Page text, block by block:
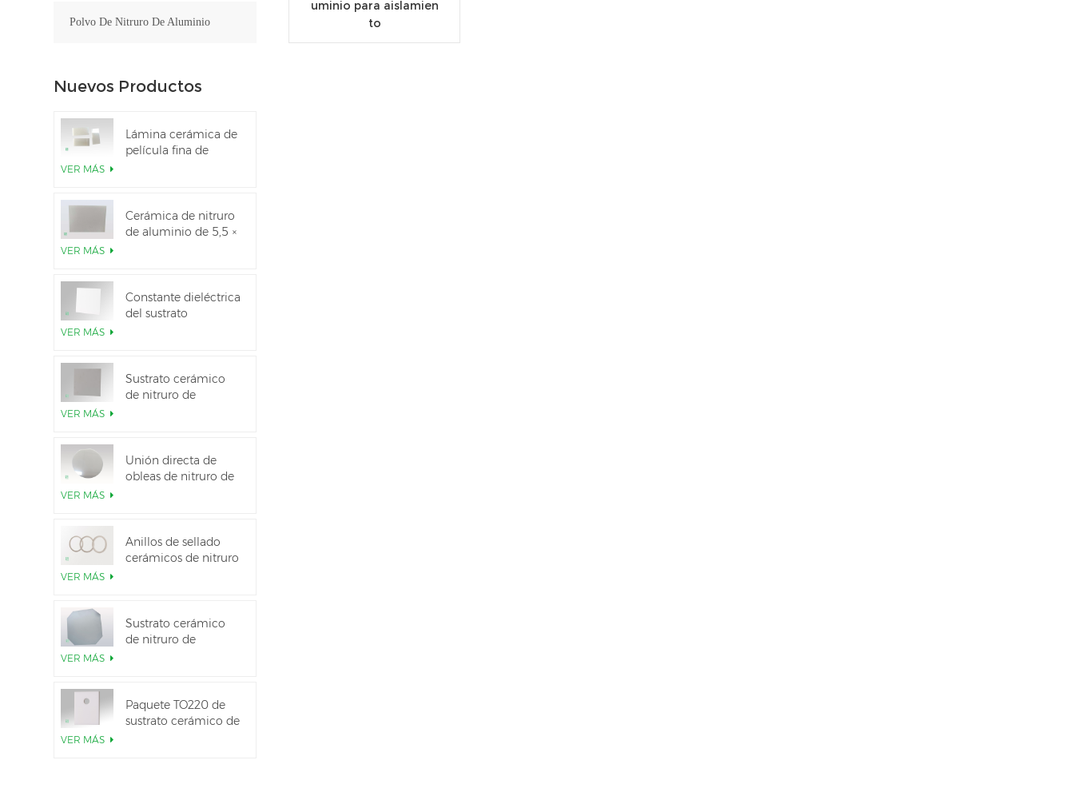
uminio para aislamien
to
Polvo De Nitruro De Aluminio
Nuevos Productos
Lámina cerámica de
película fina de
VER MÁS
Cerámica de nitruro
de aluminio de 5,5 ×
VER MÁS
Constante dieléctrica
del sustrato
VER MÁS
Sustrato cerámico
de nitruro de
VER MÁS
Unión directa de
obleas de nitruro de
VER MÁS
Anillos de sellado
cerámicos de nitruro
VER MÁS
Sustrato cerámico
de nitruro de
VER MÁS
Paquete TO220 de
sustrato cerámico de
VER MÁS